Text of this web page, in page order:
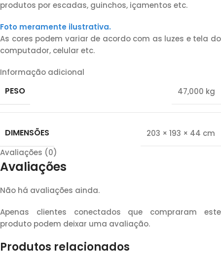
produtos por escadas, guinchos, içamentos etc.
Foto meramente ilustrativa.
As cores podem variar de acordo com as luzes e tela do
computador, celular etc.
Informação adicional
PESO 47,000 kg
DIMENSÕES
203 × 193 × 44 cm
Avaliações (0)
Avaliações
Não há avaliações ainda.
Apenas clientes conectados que compraram este
produto podem deixar uma avaliação.
Produtos relacionados